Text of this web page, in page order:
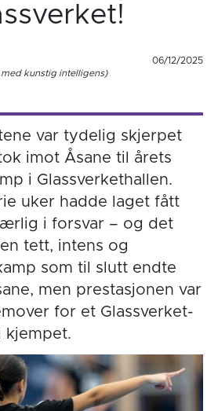
06/12/2025
kunstig intelligens)
var tydelig skjerpet
imot Åsane til årets
i Glassverkethallen.
uker hadde laget fått
i forsvar – og det
tett, intens og
som til slutt endte
men prestasjonen var
for et Glassverket-
kjempet.